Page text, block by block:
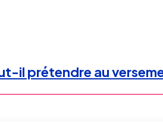
il prétendre au